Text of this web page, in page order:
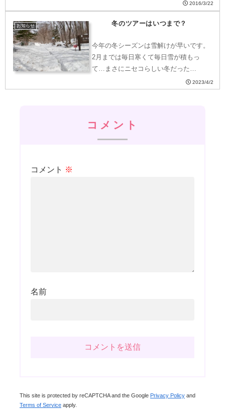
2016/3/22
お知らせ 冬のツアーはいつまで？
今年の冬シーズンは雪解けが早いです。
2月までは毎日寒くて毎日雪が積もっ
て…まさにニセコらしい冬だった…
2023/4/2
コメント
コメント ※
名前
This site is protected by reCAPTCHA and the Google Privacy Policy and
Terms of Service apply.